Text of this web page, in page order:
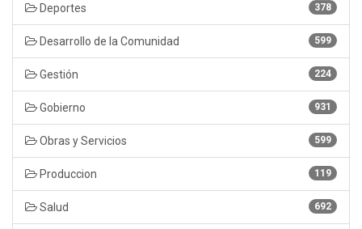
378
Deportes
599
Desarrollo de la Comunidad
224
Gestión
931
Gobierno
599
Obras y Servicios
119
Produccion
692
Salud